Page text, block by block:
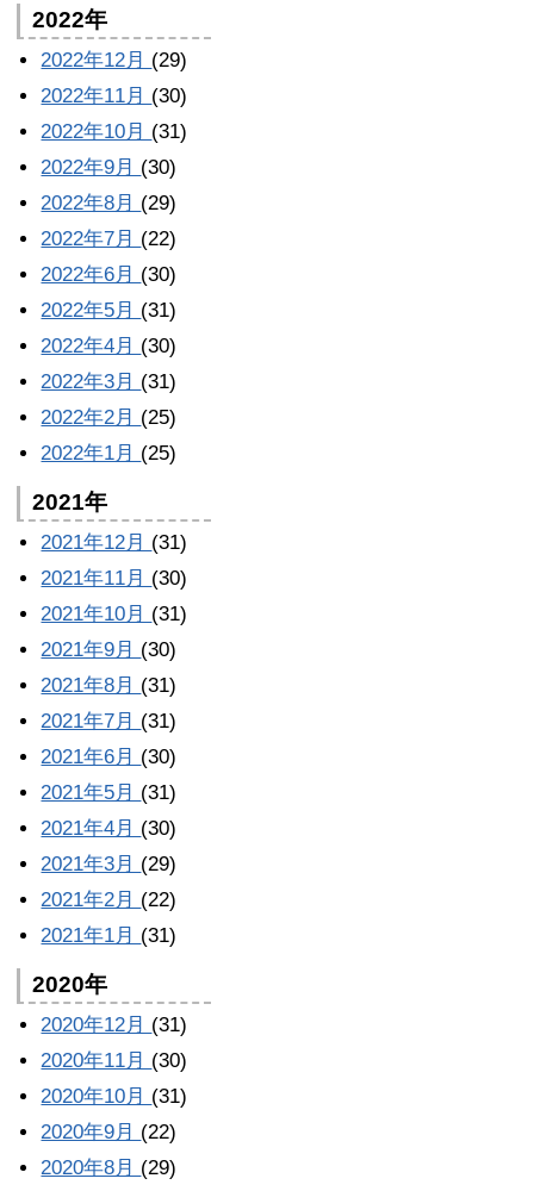
2022年
2022年12月 (29)
2022年11月 (30)
2022年10月 (31)
2022年9月 (30)
2022年8月 (29)
2022年7月 (22)
2022年6月 (30)
2022年5月 (31)
2022年4月 (30)
2022年3月 (31)
2022年2月 (25)
2022年1月 (25)
2021年
2021年12月 (31)
2021年11月 (30)
2021年10月 (31)
2021年9月 (30)
2021年8月 (31)
2021年7月 (31)
2021年6月 (30)
2021年5月 (31)
2021年4月 (30)
2021年3月 (29)
2021年2月 (22)
2021年1月 (31)
2020年
2020年12月 (31)
2020年11月 (30)
2020年10月 (31)
2020年9月 (22)
2020年8月 (29)